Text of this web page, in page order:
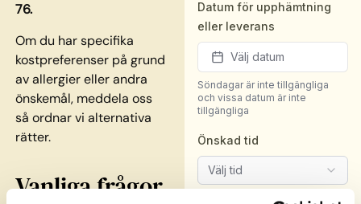
76.
Om du har specifika
kostpreferenser på grund
av allergier eller andra
önskemål, meddela oss
så ordnar vi alternativa
rätter.
Vanliga frågor